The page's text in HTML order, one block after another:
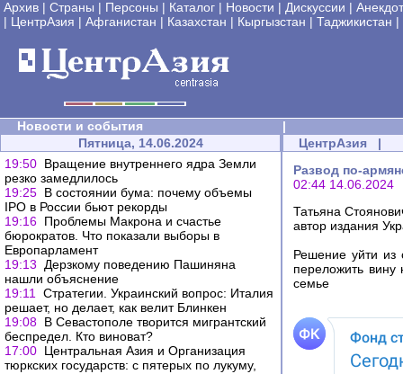
Архив | Страны | Персоны | Каталог | Новости | Дискуссии |
| ЦентрАзия | Афганистан | Казахстан | Кыргызстан | Таджикистан |
Новости и события
|
Пятница, 14.06.2024
19:50 Вращение внутреннего ядра Земли
резко замедлилось
19:25 В состоянии бума: почему объемы
IPO в России бьют рекорды
19:16 Проблемы Макрона и счастье
бюрократов. Что показали выборы в
Европарламент
19:13
Дерзкому поведению Пашиняна
нашли объяснение
19:11
Стратегии. Украинский вопрос: Италия
решает, но делает, как велит Блинкен
19:08 В Севастополе творится мигрантский
беспредел. Кто виноват?
17:00 Центральная Азия и Организация
тюркских государств: с пятерых по лукуму,
ЦентрАзия |
Развод по-
02:44 14.06.2024
Татьяна
автор издания
Решение уйти из
переложить вину
семье